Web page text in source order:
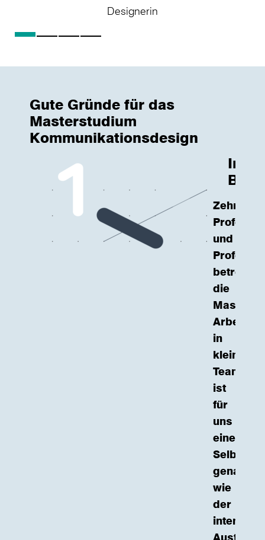
Designerin
Gute Gründe für das
Masterstudium
Kommunikationsdesign
Zehn
und
betreuen
die
Arbeiten
in
kleinen
Teams
ist
für
uns
eine
genauso
wie
der
intensive